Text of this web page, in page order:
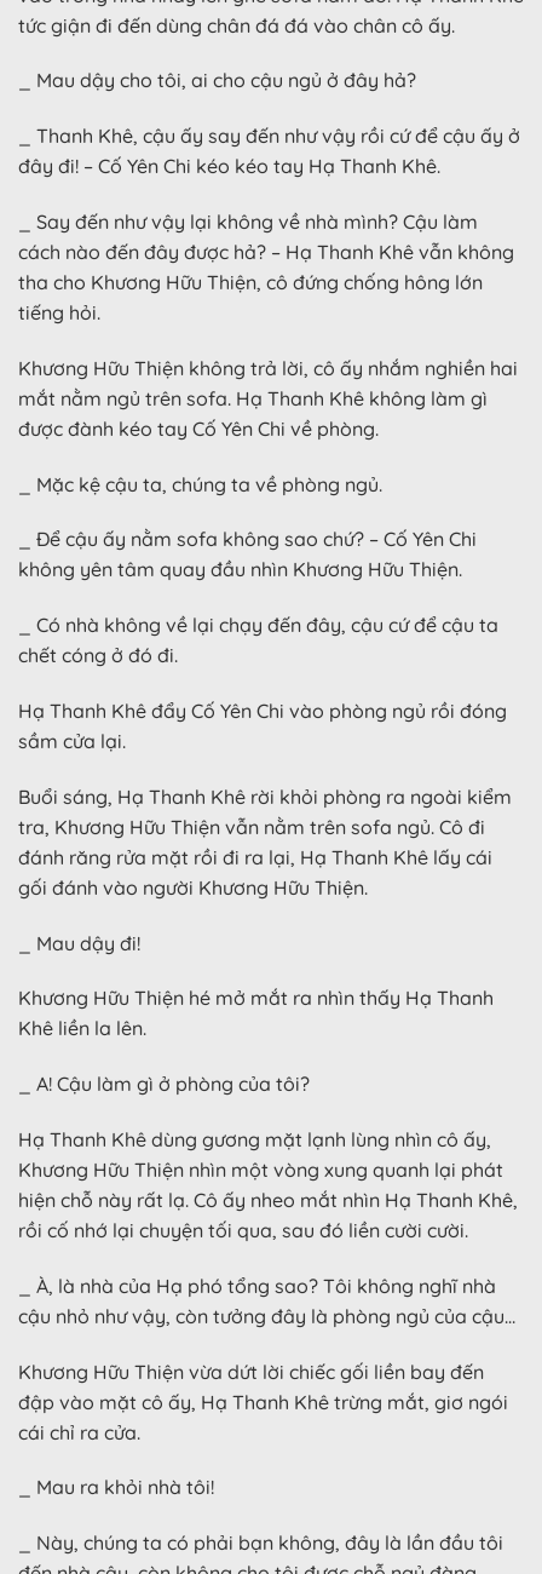
tức giận đi đến dùng chân đá đá vào chân cô ấy.
_ Mau dậy cho tôi, ai cho cậu ngủ ở đây hả?
_ Thanh Khê, cậu ấy say đến như vậy rồi cứ để cậu ấy ở
đây đi! – Cố Yên Chi kéo kéo tay Hạ Thanh Khê.
_ Say đến như vậy lại không về nhà mình? Cậu làm
cách nào đến đây được hả? – Hạ Thanh Khê vẫn không
tha cho Khương Hữu Thiện, cô đứng chống hông lớn
tiếng hỏi.
Khương Hữu Thiện không trả lời, cô ấy nhắm nghiền hai
mắt nằm ngủ trên sofa. Hạ Thanh Khê không làm gì
được đành kéo tay Cố Yên Chi về phòng.
_ Mặc kệ cậu ta, chúng ta về phòng ngủ.
_ Để cậu ấy nằm sofa không sao chứ? – Cố Yên Chi
không yên tâm quay đầu nhìn Khương Hữu Thiện.
_ Có nhà không về lại chạy đến đây, cậu cứ để cậu ta
chết cóng ở đó đi.
Hạ Thanh Khê đẩy Cố Yên Chi vào phòng ngủ rồi đóng
sầm cửa lại.
Buổi sáng, Hạ Thanh Khê rời khỏi phòng ra ngoài kiểm
tra, Khương Hữu Thiện vẫn nằm trên sofa ngủ. Cô đi
đánh răng rửa mặt rồi đi ra lại, Hạ Thanh Khê lấy cái
gối đánh vào người Khương Hữu Thiện.
_ Mau dậy đi!
Khương Hữu Thiện hé mở mắt ra nhìn thấy Hạ Thanh
Khê liền la lên.
_ A! Cậu làm gì ở phòng của tôi?
Hạ Thanh Khê dùng gương mặt lạnh lùng nhìn cô ấy,
Khương Hữu Thiện nhìn một vòng xung quanh lại phát
hiện chỗ này rất lạ. Cô ấy nheo mắt nhìn Hạ Thanh Khê,
rồi cố nhớ lại chuyện tối qua, sau đó liền cười cười.
_ À, là nhà của Hạ phó tổng sao? Tôi không nghĩ nhà
cậu nhỏ như vậy, còn tưởng đây là phòng ngủ của cậu…
Khương Hữu Thiện vừa dứt lời chiếc gối liền bay đến
đập vào mặt cô ấy, Hạ Thanh Khê trừng mắt, giơ ngói
cái chỉ ra cửa.
_ Mau ra khỏi nhà tôi!
_ Này, chúng ta có phải bạn không, đây là lần đầu tôi